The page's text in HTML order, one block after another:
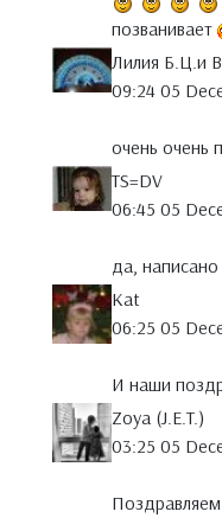
позванивает
Лилия Б.Ц.и
09:24 05
очень очень
TS=DV
06:45 05
да,
Kat
06:25 05
И наши
Zoya (J.E.T.)
03:25 05